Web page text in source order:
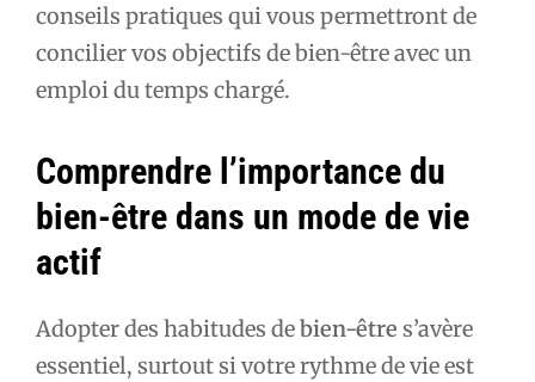
conseils pratiques qui vous permettront de
concilier vos objectifs de bien-être avec un
emploi du temps chargé.
Comprendre l’importance du
bien-être dans un mode de vie
actif
Adopter des habitudes debien-être s’avère
essentiel, surtout si votre rythme de vie est